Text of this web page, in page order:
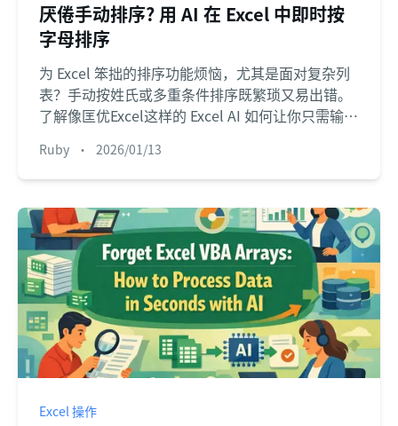
厌倦手动排序? 用 AI 在 Excel 中即时按
字母排序
为 Excel 笨拙的排序功能烦恼，尤其是面对复杂列
表？手动按姓氏或多重条件排序既繁琐又易出错。
了解像匡优Excel这样的 Excel AI 如何让你只需输入
Ruby • 2026/01/13
Excel 操作